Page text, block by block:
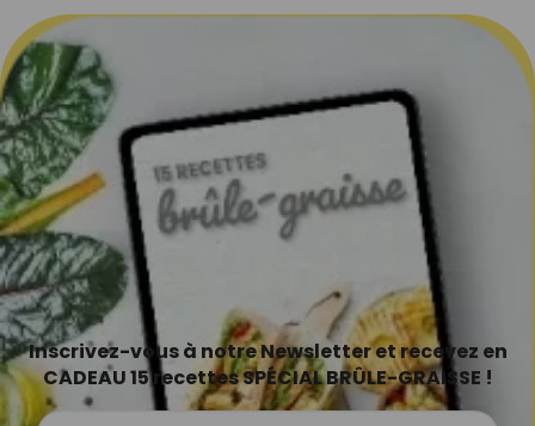
Inscrivez-vous à notre Newsletter et recevez en
CADEAU 15 recettes SPÉCIAL BRÛLE-GRAISSE !